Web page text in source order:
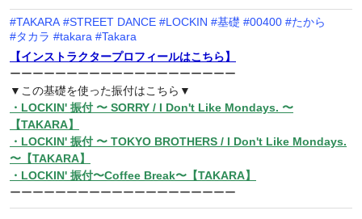
#TAKARA #STREET DANCE #LOCKIN #基礎 #00400 #たから
#タカラ #takara #Takara
【インストラクタープロフィールはこちら】
ーーーーーーーーーーーーーーーーーーーー
▼この基礎を使った振付はこちら▼
・LOCKIN' 振付 〜 SORRY / I Don't Like Mondays. 〜
【TAKARA】
・LOCKIN' 振付 〜 TOKYO BROTHERS / I Don't Like Mondays.
〜【TAKARA】
・LOCKIN' 振付〜Coffee Break〜【TAKARA】
ーーーーーーーーーーーーーーーーーーーー